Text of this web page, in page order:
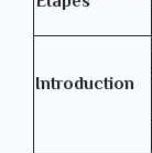
Introduction